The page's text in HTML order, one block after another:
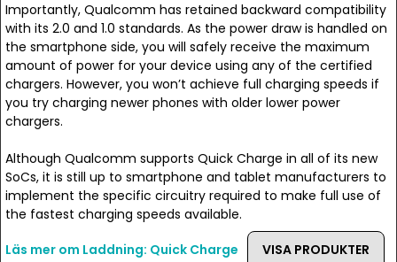
Importantly, Qualcomm has retained backward compatibility
with its 2.0 and 1.0 standards. As the power draw is handled on
the smartphone side, you will safely receive the maximum
amount of power for your device using any of the certified
chargers. However, you won’t achieve full charging speeds if
you try charging newer phones with older lower power
chargers.
Although Qualcomm supports Quick Charge in all of its new
SoCs, it is still up to smartphone and tablet manufacturers to
implement the specific circuitry required to make full use of
the fastest charging speeds available.
Läs mer om Laddning: Quick Charge
VISA PRODUKTER